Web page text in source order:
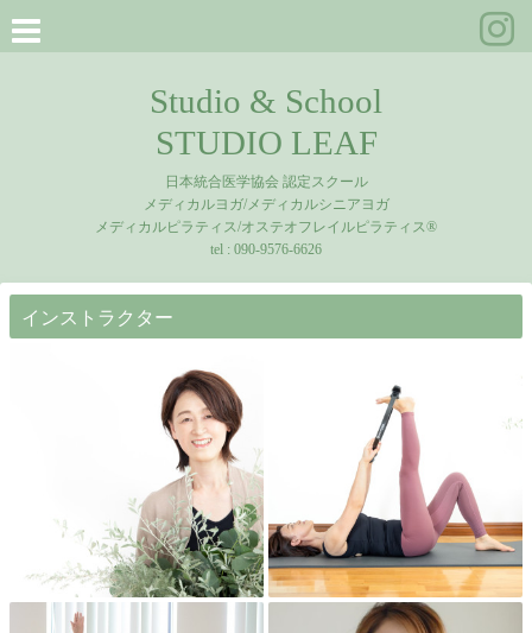
Studio & School
STUDIO LEAF
日本統合医学協会 認定スクール
メディカルヨガ/メディカルシニアヨガ
メディカルピラティス/オステオフレイルピラティス®
tel : 090-9576-6626
インストラクター